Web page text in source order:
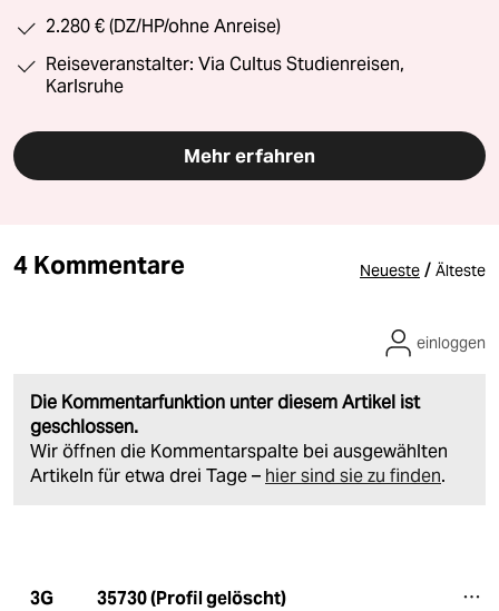
2.280 € (DZ/HP/ohne Anreise)
Reiseveranstalter: Via Cultus Studienreisen,
Karlsruhe
Mehr erfahren
4 Kommentare Neueste / Älteste
Die Kommentarfunktion unter diesem Artikel ist
geschlossen.
Wir öffnen die Kommentarspalte bei ausgewählten
Artikeln für etwa drei Tage – hier sind sie zu finden.
einloggen
3G 35730 (Profil gelöscht)